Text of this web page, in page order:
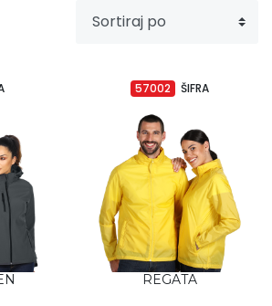
ŠIFRA
57002
REGATA